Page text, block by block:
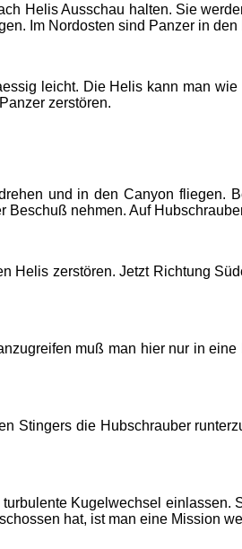
Helis Ausschau halten. Sie
Im Nordosten sind Panzer in
leicht. Die Helis kann man
zerstören.
und in den Canyon fliegen.
Beschuß nehmen. Auf
Helis zerstören. Jetzt Richtung
muß man hier nur in
Stingers die Hubschrauber
Kugelwechsel
hat, ist man eine Mission